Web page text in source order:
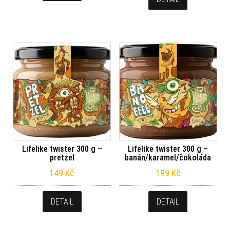
Lifelike twister 300 g –
pretzel
149 Kč
DETAIL
Lifelike twister 300 g –
banán/karamel/čokoláda
199 Kč
DETAIL